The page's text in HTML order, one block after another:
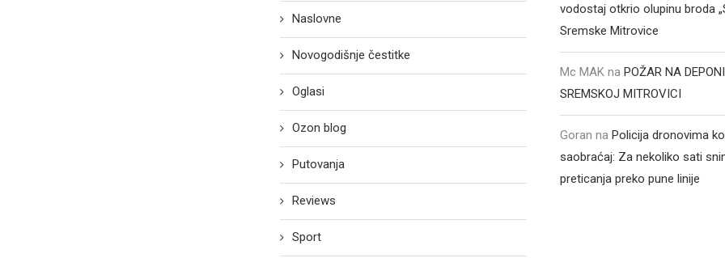
Naslovne
Novogodišnje čestitke
Oglasi
Ozon blog
Putovanja
Reviews
Sport
vodostaj otkrio olupinu broda
Sremske Mitrovice
Mc MAK naPOŽAR NA
SREMSKOJ MITROVICI
Goran naPolicija dronovima
saobraćaj: Za nekoliko sati
preticanja preko pune linije